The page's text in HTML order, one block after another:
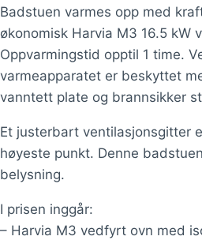
Badstuen varmes opp med
økonomisk Harvia M3 16.5 kW
Oppvarmingstid opptil 1 time.
varmeapparatet er beskyttet
vanntett plate og brannsikker
Et justerbart ventilasjonsgitter
høyeste punkt. Denne
belysning.
I prisen inggår:
– Harvia M3 vedfyrt ovn med